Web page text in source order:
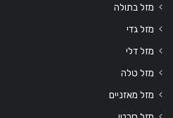
מזל בתולה
מזל גדי
מזל דלי
מזל טלה
מזל מאזניים